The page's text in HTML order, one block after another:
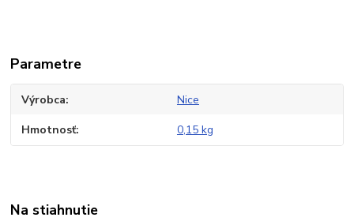
Parametre
Výrobca Nice
Hmotnosť 0,15 kg
Na stiahnutie